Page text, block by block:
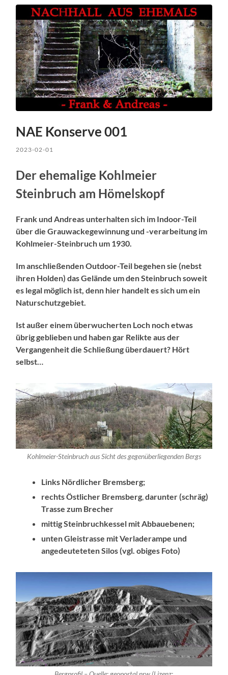
NAE Konserve 001
2023-02-01
Der ehemalige Kohlmeier
Steinbruch am Hömelskopf
Frank und Andreas unterhalten sich im Indoor-Teil
über die Grauwackegewinnung und -verarbeitung im
Kohlmeier-Steinbruch um 1930.
Im anschließenden Outdoor-Teil begehen sie (nebst
ihren Holden) das Gelände um den Steinbruch soweit
es legal möglich ist, denn hier handelt es sich um ein
Naturschutzgebiet.
Ist außer einem überwucherten Loch noch etwas
übrig geblieben und haben gar Relikte aus der
Vergangenheit die Schließung überdauert? Hört
selbst…
Kohlmeier-Steinbruch aus Sicht des gegenüberliegenden Bergs
Links Nördlicher Bremsberg;
rechts Östlicher Bremsberg,darunter (schräg)
Trasse zum Brecher
mittig Steinbruchkessel mit Abbauebenen;
unten Gleistrasse mit Verladerampe und
angedeuteteten Silos (vgl. obiges Foto)